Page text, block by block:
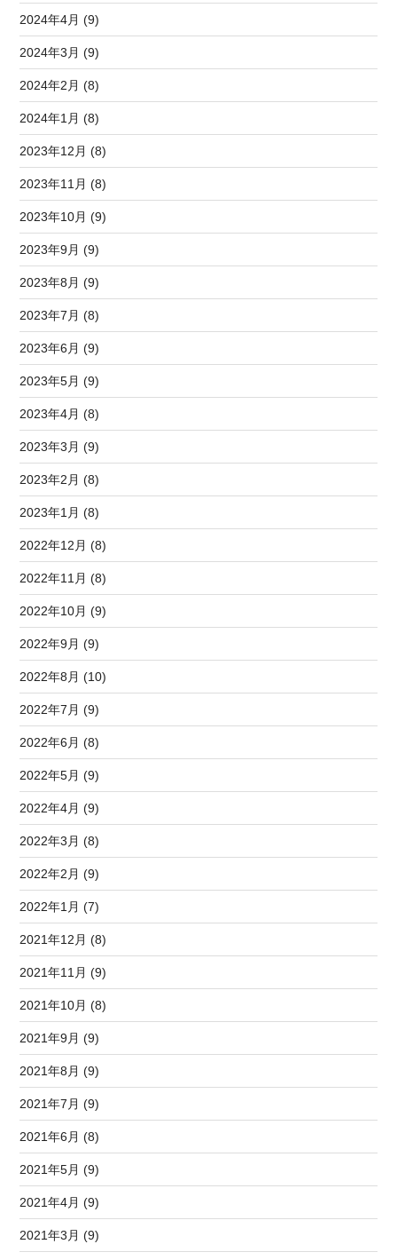
2024年4月 (9)
2024年3月 (9)
2024年2月 (8)
2024年1月 (8)
2023年12月 (8)
2023年11月 (8)
2023年10月 (9)
2023年9月 (9)
2023年8月 (9)
2023年7月 (8)
2023年6月 (9)
2023年5月 (9)
2023年4月 (8)
2023年3月 (9)
2023年2月 (8)
2023年1月 (8)
2022年12月 (8)
2022年11月 (8)
2022年10月 (9)
2022年9月 (9)
2022年8月 (10)
2022年7月 (9)
2022年6月 (8)
2022年5月 (9)
2022年4月 (9)
2022年3月 (8)
2022年2月 (9)
2022年1月 (7)
2021年12月 (8)
2021年11月 (9)
2021年10月 (8)
2021年9月 (9)
2021年8月 (9)
2021年7月 (9)
2021年6月 (8)
2021年5月 (9)
2021年4月 (9)
2021年3月 (9)